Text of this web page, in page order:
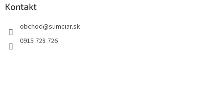
Kontakt
obchod@sumciar.sk
0915 728 726